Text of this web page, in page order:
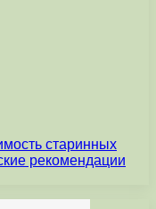
старинных
рекомендации